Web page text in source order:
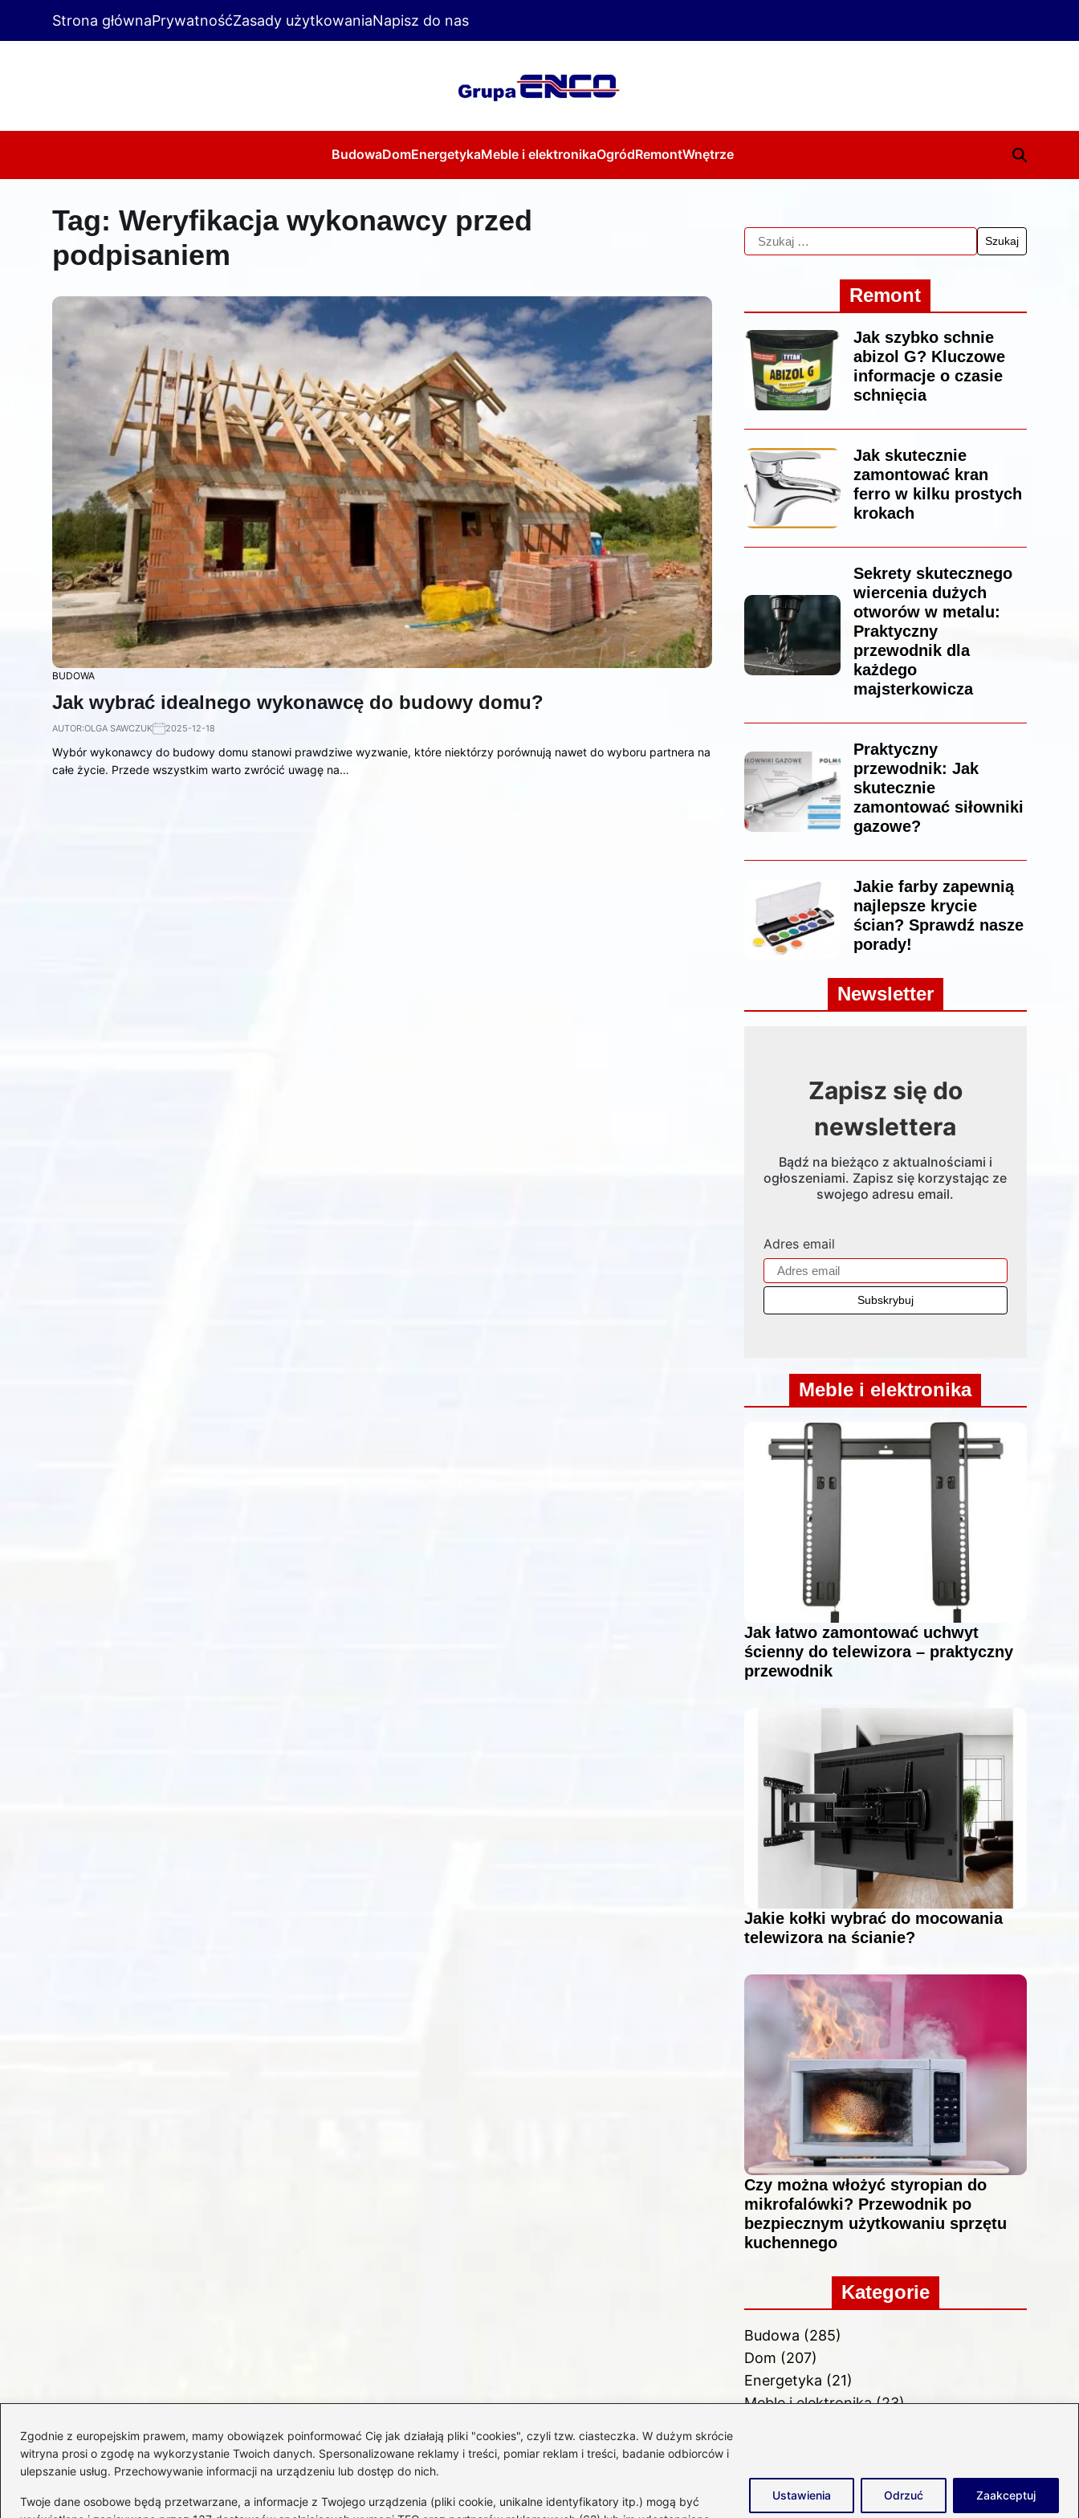
Zgodnie z europejskim prawem, mamy obowiązek poinformować Cię jak działają pliki "cookies", czyli tzw. ciasteczka. W dużym skrócie
witryna prosi o zgodę na wykorzystanie Twoich danych. Spersonalizowane reklamy i treści, pomiar reklam i treści, badanie odbiorców i
ulepszanie usług. Przechowywanie informacji na urządzeniu lub dostęp do nich.
Twoje dane osobowe będą przetwarzane, a informacje z Twojego urządzenia (pliki cookie, unikalne identyfikatory itp.) mogą być
Ustawienia Odrzuć Zaakceptuj
Strona głównaPrywatnośćZasady użytkowaniaNapisz do nas
BudowaDomEnergetykaMeble i elektronikaOgródRemontWnętrze
Tag: Weryfikacja wykonawcy przed
podpisaniem
BUDOWA
Jak wybrać idealnego wykonawcę do budowy domu?
AUTOR:OLGA SAWCZUK 2025-12-18
Wybór wykonawcy do budowy domu stanowi prawdziwe wyzwanie, które niektórzy porównują nawet do wyboru partnera na
całe życie. Przede wszystkim warto zwrócić uwagę na…
Remont
Jak szybko schnie
abizol G? Kluczowe
informacje o czasie
schnięcia
Jak skutecznie
zamontować kran
ferro w kilku prostych
krokach
Sekrety skutecznego
wiercenia dużych
otworów w metalu:
Praktyczny
przewodnik dla
każdego
majsterkowicza
Praktyczny
przewodnik: Jak
skutecznie
zamontować siłowniki
gazowe?
Jakie farby zapewnią
najlepsze krycie
ścian? Sprawdź nasze
porady!
Newsletter
Zapisz się do
newslettera
Bądź na bieżąco z aktualnościami i
ogłoszeniami. Zapisz się korzystając ze
swojego adresu email.
Adres email
Meble i elektronika
Jak łatwo zamontować uchwyt
ścienny do telewizora – praktyczny
przewodnik
Jakie kołki wybrać do mocowania
telewizora na ścianie?
Czy można włożyć styropian do
mikrofalówki? Przewodnik po
bezpiecznym użytkowaniu sprzętu
kuchennego
Kategorie
Budowa (285)
Dom (207)
Energetyka (21)
Meble i elektronika(23)